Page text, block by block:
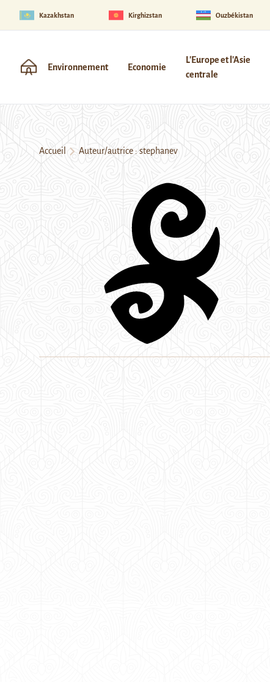
Kazakhstan Kirghizstan Ouzbékistan
Environnement Economie
L'Europe et l'Asie
centrale
Accueil Auteur/autrice : stephanev